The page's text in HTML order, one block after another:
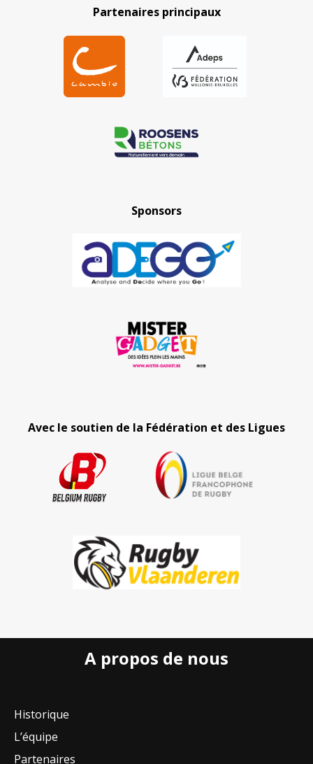
Partenaires principaux
Sponsors
Avec le soutien de la Fédération et des Ligues
A propos de nous
Historique
L’équipe
Partenaires